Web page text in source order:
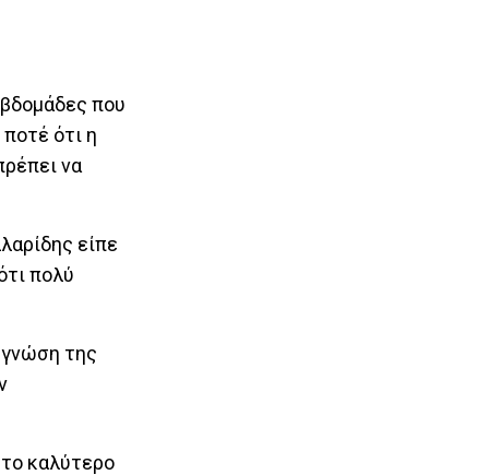
που
ότι η
να
είπε
πολύ
γνώση της
καλύτερο